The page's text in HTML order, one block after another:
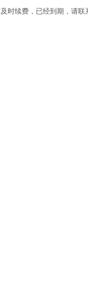
时续费，已经到期，请